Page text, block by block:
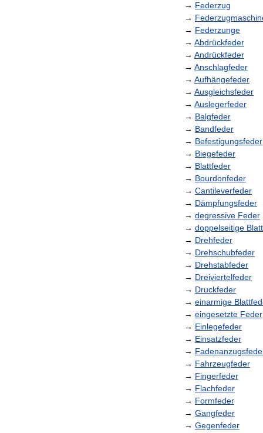
→ Federzug
→
→ Federzunge
→ Abdrückfeder
→ Andrückfeder
→ Anschlagfeder
→ Aufhängefeder
→ Ausgleichsfeder
→ Auslegerfeder
→ Balgfeder
→ Bandfeder
→ Befestigungsfeder
→ Biegefeder
→ Blattfeder
→ Bourdonfeder
→ Cantileverfeder
→ Dämpfungsfeder
→ degressive Feder
→ doppelseitige
→ Drehfeder
→ Drehschubfeder
→ Drehstabfeder
→ Dreiviertelfeder
→ Druckfeder
→ einarmige
→ eingesetzte Feder
→ Einlegefeder
→ Einsatzfeder
→
→ Fahrzeugfeder
→ Fingerfeder
→ Flachfeder
→ Formfeder
→ Gangfeder
→ Gegenfeder